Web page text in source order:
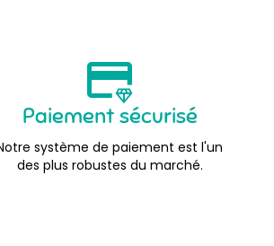
Paiement sécurisé
système de paiement est l'un
des plus robustes du marché.